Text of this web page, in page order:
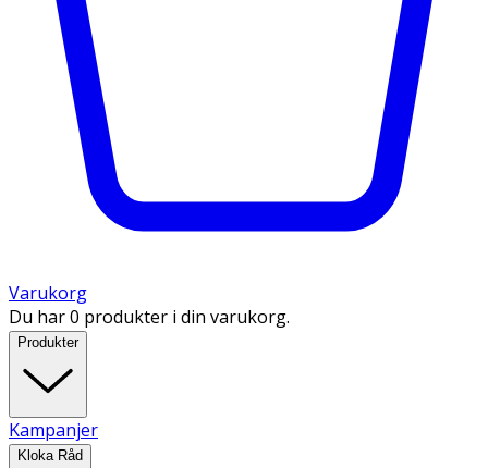
Varukorg
Du har 0 produkter i din varukorg.
Produkter
Kampanjer
Kloka Råd